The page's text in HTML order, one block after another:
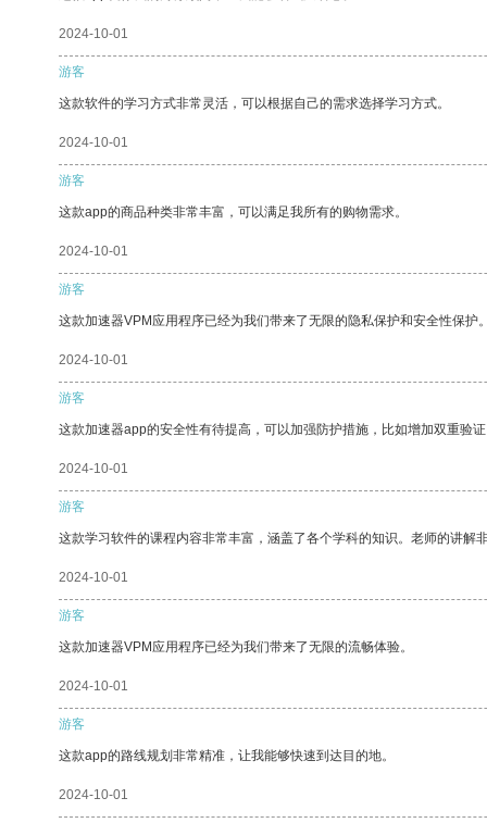
2024-10-01
游客
这款软件的学习方式非常灵活，可以根据自己的需求选择学习方式。
2024-10-01
游客
这款app的商品种类非常丰富，可以满足我所有的购物需求。
2024-10-01
游客
这款加速器VPM应用程序已经为我们带来了无限的隐私保护和安全性保护
2024-10-01
游客
这款加速器app的安全性有待提高，可以加强防护措施，比如增加双重验
2024-10-01
游客
这款学习软件的课程内容非常丰富，涵盖了各个学科的知识。老师的讲解
2024-10-01
游客
这款加速器VPM应用程序已经为我们带来了无限的流畅体验。
2024-10-01
游客
这款app的路线规划非常精准，让我能够快速到达目的地。
2024-10-01